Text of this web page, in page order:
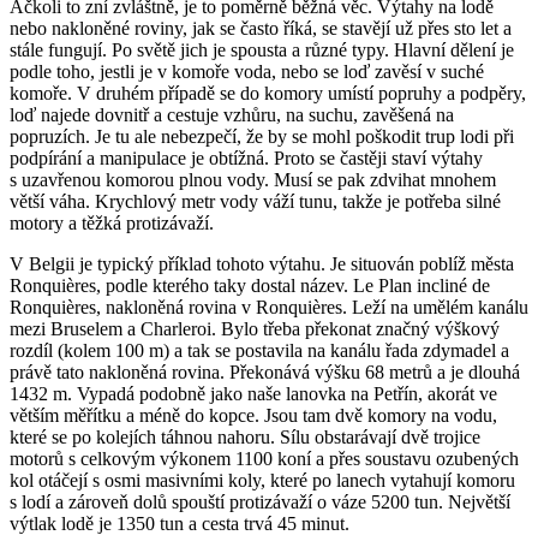
Ačkoli to zní zvláštně, je to poměrně běžná věc. Výtahy na lodě
nebo nakloněné roviny, jak se často říká, se stavějí už přes sto let a
stále fungují. Po světě jich je spousta a různé typy. Hlavní dělení je
podle toho, jestli je v komoře voda, nebo se loď zavěsí v suché
komoře. V druhém případě se do komory umístí popruhy a podpěry,
loď najede dovnitř a cestuje vzhůru, na suchu, zavěšená na
popruzích. Je tu ale nebezpečí, že by se mohl poškodit trup lodi při
podpírání a manipulace je obtížná. Proto se častěji staví výtahy
s uzavřenou komorou plnou vody. Musí se pak zdvihat mnohem
větší váha. Krychlový metr vody váží tunu, takže je potřeba silné
motory a těžká protizávaží.
V Belgii je typický příklad tohoto výtahu. Je situován poblíž města
Ronquières, podle kterého taky dostal název. Le Plan incliné de
Ronquières, nakloněná rovina v Ronquières. Leží na umělém kanálu
mezi Bruselem a Charleroi. Bylo třeba překonat značný výškový
rozdíl (kolem 100 m) a tak se postavila na kanálu řada zdymadel a
právě tato nakloněná rovina. Překonává výšku 68 metrů a je dlouhá
1432 m. Vypadá podobně jako naše lanovka na Petřín, akorát ve
větším měřítku a méně do kopce. Jsou tam dvě komory na vodu,
které se po kolejích táhnou nahoru. Sílu obstarávají dvě trojice
motorů s celkovým výkonem 1100 koní a přes soustavu ozubených
kol otáčejí s osmi masivními koly, které po lanech vytahují komoru
s lodí a zároveň dolů spouští protizávaží o váze 5200 tun. Největší
výtlak lodě je 1350 tun a cesta trvá 45 minut.